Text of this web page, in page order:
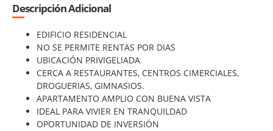
Descripción Adicional
EDIFICIO RESIDENCIAL
NO SE PERMITE RENTAS POR DIAS
UBICACIÓN PRIVIGELIADA
CERCA A RESTAURANTES, CENTROS CIMERCIALES,
DROGUERIAS, GIMNASIOS.
APARTAMENTO AMPLIO CON BUENA VISTA
IDEAL PARA VIVIER EN TRANQUILDAD
OPORTUNIDAD DE INVERSIÓN